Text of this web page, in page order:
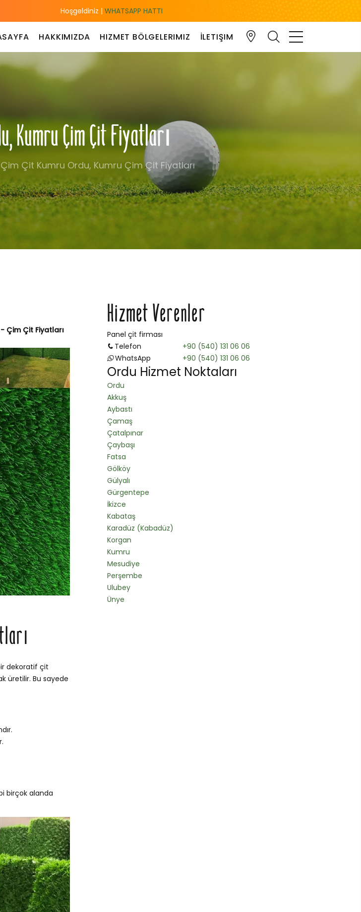
Hoşgeldiniz | WHATSAPP HATTI
HAKKIMIZDA HIZMET BÖLGELERIMIZ İLETIŞIM
Kumru Çim Çit Fiyatları
Çim Çit Kumru Ordu, Kumru Çim Çit Fiyatları
Hizmet Verenler
Panel çit firması
Telefon
+90 (540) 131 06 06
WhatsApp
+90 (540) 131 06 06
Ordu Hizmet Noktaları
Ordu
Akkuş
Aybastı
Çamaş
Çatalpınar
Çaybaşı
Fatsa
Gölköy
Gülyalı
Gürgentepe
İkizce
Kabataş
Karadüz (Kabadüz)
Korgan
Kumru
Mesudiye
Perşembe
Ulubey
Ünye
Çim Çit Fiyatları
dekoratif çit
üretilir. Bu sayede
birçok alanda